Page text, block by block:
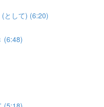
として) (6:20)
(6:48)